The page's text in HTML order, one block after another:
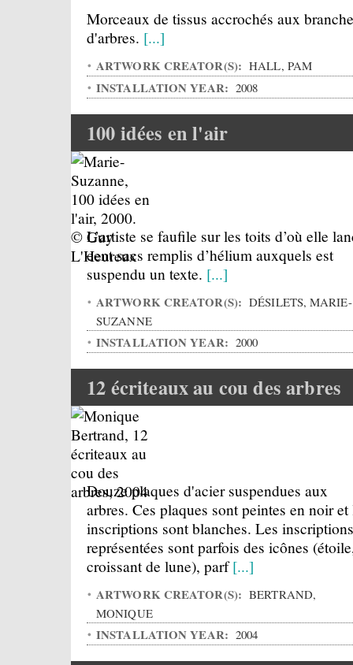
Morceaux de tissus accrochés aux
d'arbres. [...]
ARTWORK CREATOR(S): HALL, PAM
INSTALLATION YEAR: 2008
100 idées en l'air
L’artiste se faufile sur les toits d’où elle
cent sacs remplis d’hélium auxquels est
suspendu un texte. [...]
ARTWORK CREATOR(S): DÉSILETS, MARIE-
SUZANNE
INSTALLATION YEAR: 2000
12 écriteaux au cou des arbres
Douze plaques d'acier suspendues aux
arbres. Ces plaques sont peintes en noir et
inscriptions sont blanches. Les inscriptions
représentées sont parfois des icônes
croissant de lune), parf[...]
ARTWORK CREATOR(S): BERTRAND,
MONIQUE
INSTALLATION YEAR: 2004